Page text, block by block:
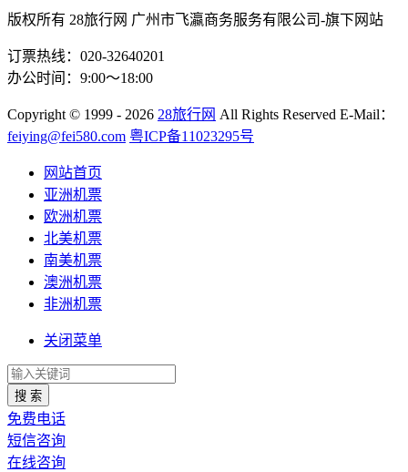
版权所有 28旅行网 广州市飞瀛商务服务有限公司-旗下网站
订票热线：020-32640201
办公时间：9:00～18:00
Copyright © 1999 - 2026 28旅行网 All Rights Reserved E-Mail：
feiying@fei580.com 粤ICP备11023295号
网站首页
亚洲机票
欧洲机票
北美机票
南美机票
澳洲机票
非洲机票
关闭菜单
搜 索
免费电话
短信咨询
在线咨询